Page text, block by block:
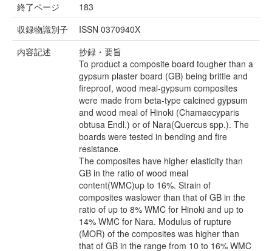
終了ページ
183
収録物識別子
ISSN 0370940X
内容記述
抄録・要旨
To product a composite board tougher than a
gypsum plaster board (GB) being brittle and
fireproof, wood meal-gypsum composites
were made from beta-type calcined gypsum
and wood meal of Hinoki (Chamaecyparis
obtusa Endl.) or of Nara(Quercus spp.). The
boards were tested in bending and fire
resistance.
The composites have higher elasticity than
GB in the ratio of wood meal
content(WMC)up to 16%. Strain of
composites waslower than that of GB in the
ratio of up to 8% WMC for Hinoki and up to
14% WMC for Nara. Modulus of rupture
(MOR) of the composites was higher than
that of GB in the range from 10 to 16% WMC